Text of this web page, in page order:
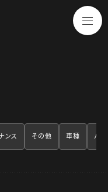
ンス その他 車種 パ